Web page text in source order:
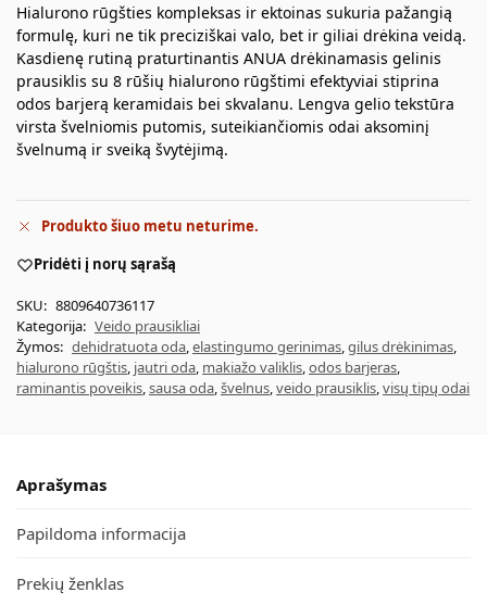
Hialurono rūgšties kompleksas ir ektoinas sukuria pažangią
formulę, kuri ne tik preciziškai valo, bet ir giliai drėkina veidą.
Kasdienę rutiną praturtinantis ANUA drėkinamasis gelinis
prausiklis su 8 rūšių hialurono rūgštimi efektyviai stiprina
odos barjerą keramidais bei skvalanu. Lengva gelio tekstūra
virsta švelniomis putomis, suteikiančiomis odai aksominį
švelnumą ir sveiką švytėjimą.
Produkto šiuo metu neturime.
Pridėti į norų sąrašą
SKU: 8809640736117
Kategorija: Veido prausikliai
Žymos: dehidratuota oda,elastingumo gerinimas,gilus drėkinimas,
hialurono rūgštis, jautri oda, makiažo valiklis,odos barjeras,
raminantis poveikis,sausa oda,švelnus,veido prausiklis,visų tipų odai
Aprašymas
Papildoma informacija
Prekių ženklas